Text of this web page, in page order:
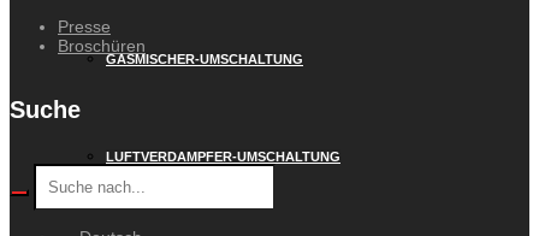
GASMISCHER-UMSCHALTUNG
LUFTVERDAMPFER-UMSCHALTUNG
Presse
Broschüren
Suche